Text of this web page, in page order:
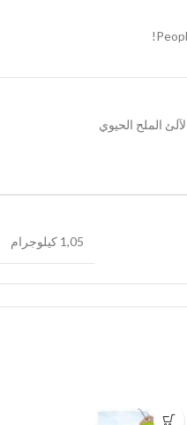
لآلئ الملح الحيوي
1,05 كيلوجرام